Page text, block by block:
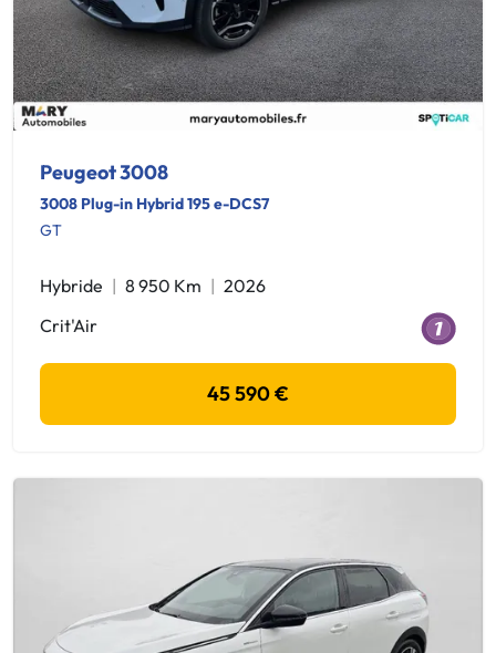
Peugeot 3008
3008 Plug-in Hybrid 195 e-DCS7
GT
Hybride 8 950 Km
2026
Crit'Air
45 590 €